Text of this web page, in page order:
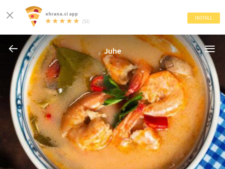
ehrana.si app
(53)
INSTALL
Juhe